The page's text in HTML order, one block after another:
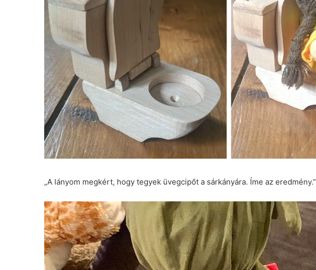
„A lányom megkért, hogy tegyek üvegcipőt a sárkányára. Íme az eredmény.”